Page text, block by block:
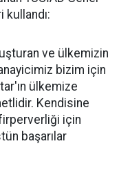
kullandı:
ve ülkemizin
bizim için
ülkemize
Kendisine
için
başarılar